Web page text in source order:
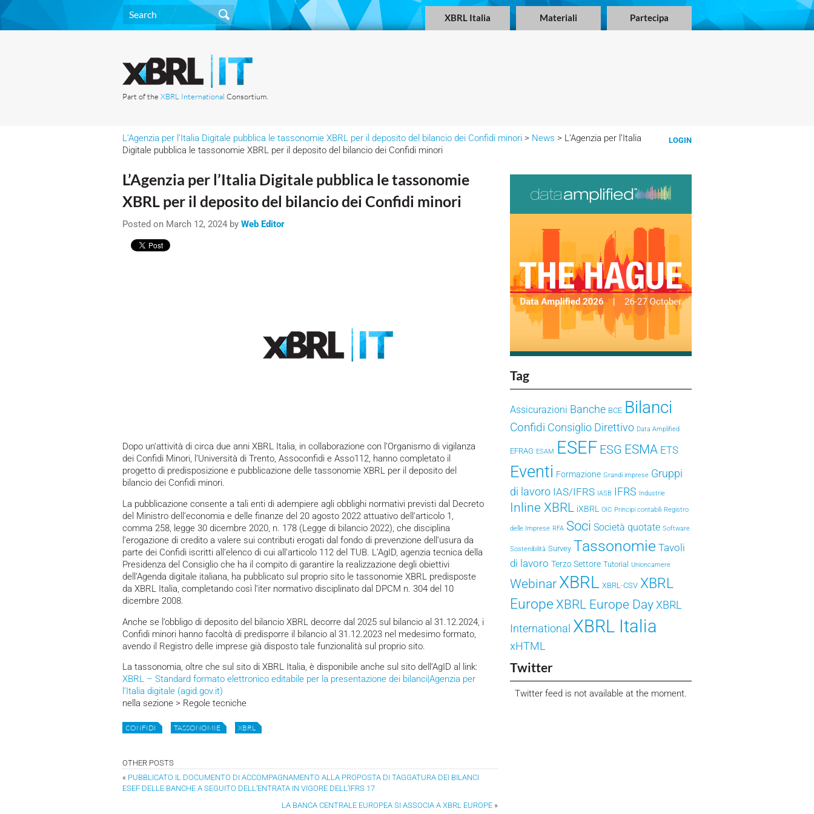
XBRL Italia Materiali Partecipa
Part of the XBRL International Consortium.
LOGIN
L’Agenzia per l’Italia Digitale pubblica le tassonomie XBRL per il deposito del bilancio dei Confidi minori > News > L’Agenzia per l’Italia
Digitale pubblica le tassonomie XBRL per il deposito del bilancio dei Confidi minori
L’Agenzia per l’Italia Digitale pubblica le tassonomie
XBRL per il deposito del bilancio dei Confidi minori
Posted on March 12, 2024 by Web Editor
Dopo un’attività di circa due anni XBRL Italia, in collaborazione con l’Organismo di vigilanza
dei Confidi Minori, l’Università di Trento, Assoconfidi e Asso112, hanno completato il
progetto di predisposizione e pubblicazione delle tassonomie XBRL per il deposito del
bilancio dei Confidi minori.
La pubblicazione consente a tali enti di adempiere agli obblighi normativi previsti dal Decreto
del Ministro dell’economia e delle finanze del 20 agosto 2022 attuativo dell’articolo 1,
comma 258, legge 30 dicembre 2020, n. 178 (Legge di bilancio 2022), che disciplina
l’erogazione di credito a valere sui contributi erogati dal fondo di prevenzione dell’usura da
parte dei Confidi iscritti all’elenco di cui all’articolo 112 del TUB. L’AgID, agenzia tecnica della
Presidenza del Consiglio che ha il compito di garantire la realizzazione degli obiettivi
dell’Agenda digitale italiana, ha pubblicato sul proprio sito le tassonomie XBRL predisposte
da XBRL Italia, completando così l’iter normativo disciplinato dal DPCM n. 304 del 10
dicembre 2008.
Anche se l’obbligo di deposito del bilancio XBRL decorre dal 2025 sul bilancio al 31.12.2024, i
Confidi minori hanno facoltà di predisporre il bilancio al 31.12.2023 nel medesimo formato,
avendo il Registro delle imprese già disposto tale funzionalità sul proprio sito.
La tassonomia, oltre che sul sito di XBRL Italia, è disponibile anche sul sito dell’AgID al link:
XBRL – Standard formato elettronico editabile per la presentazione dei bilanci|Agenzia per
l’Italia digitale (agid.gov.it)
nella sezione > Regole tecniche
CONFIDI TASSONOMIE XBRL
OTHER POSTS
« PUBBLICATO IL DOCUMENTO DI ACCOMPAGNAMENTO ALLA PROPOSTA DI TAGGATURA DEI BILANCI
ESEF DELLE BANCHE A SEGUITO DELL’ENTRATA IN VIGORE DELL’IFRS 17
LA BANCA CENTRALE EUROPEA SI ASSOCIA A XBRL EUROPE »
Tag
Assicurazioni Banche BCE Bilanci
Confidi Consiglio Direttivo Data Amplified
EFRAG ESAM ESEF ESG ESMA ETS
Eventi Formazione Grandi imprese Gruppi
di lavoro IAS/IFRS IASB IFRS Industrie
Inline XBRL iXBRL OIC Principi contabili Registro
delle Imprese RFA Soci Società quotate Software
Sostenibilità Survey Tassonomie Tavoli
di lavoro Terzo Settore Tutorial Unioncamere
Webinar XBRL XBRL-CSV XBRL
Europe XBRL Europe Day XBRL
International XBRL Italia
xHTML
Twitter
Twitter feed is not available at the moment.